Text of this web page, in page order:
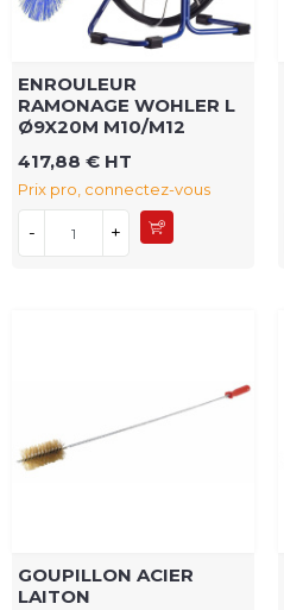
ENROULEUR
RAMONAGE WOHLER L
Ø9X20M M10/M12
417,88 € HT
Prix pro, connectez-vous
- +
GOUPILLON ACIER
LAITON